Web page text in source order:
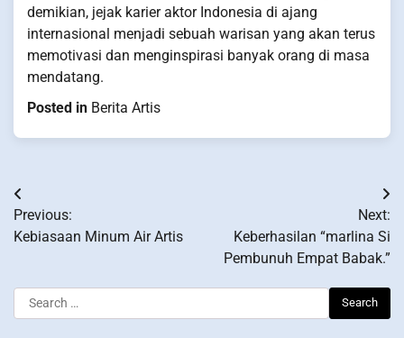
demikian, jejak karier aktor Indonesia di ajang
internasional menjadi sebuah warisan yang akan terus
memotivasi dan menginspirasi banyak orang di masa
mendatang.
Posted in Berita Artis
Post
navigation
Previous:
Kebiasaan Minum Air Artis
Next:
Keberhasilan “marlina Si
Pembunuh Empat Babak.”
Search
for: